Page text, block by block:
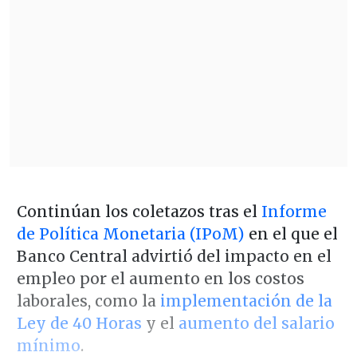
Continúan los coletazos tras el Informe
de Política Monetaria (IPoM) en el que el
Banco Central advirtió del impacto en el
empleo por el aumento en los costos
laborales, como la implementación de la
Ley de 40 Horas y el aumento del salario
mínimo.